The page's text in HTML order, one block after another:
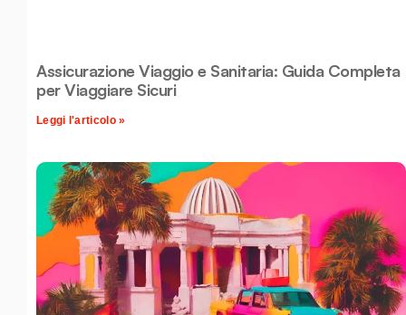
Assicurazione Viaggio e Sanitaria: Guida Completa
per Viaggiare Sicuri
Leggi l'articolo »